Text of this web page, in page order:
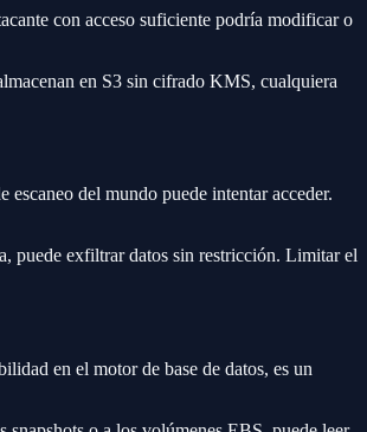
con acceso suficiente podría modificar o
en S3 sin cifrado KMS, cualquiera
del mundo puede intentar acceder.
puede exfiltrar datos sin restricción. Limitar el
en el motor de base de datos, es un